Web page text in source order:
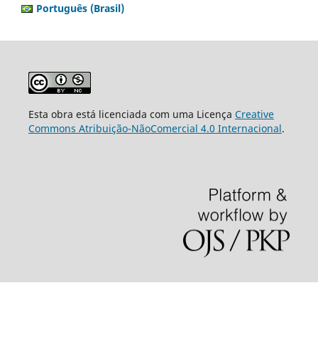
Português (Brasil)
Esta obra está licenciada com uma Licença Creative
Commons Atribuição-NãoComercial 4.0 Internacional.